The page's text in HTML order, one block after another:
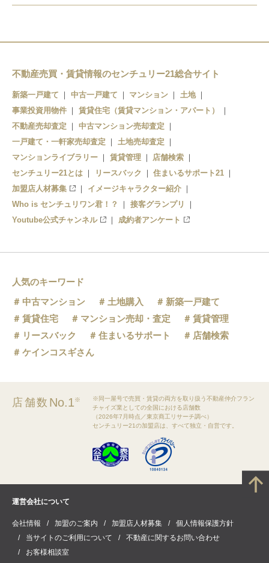
上社駅
本郷駅
藤が丘駅
不動産売買・賃貸情報のセンチュリー21総合サイト
新築一戸建て 中古一戸建て マンション
土地
事業投資用物件
賃貸住宅（賃貸マンション・アパート）
不動産売却査定
中古マンション売却査定
一戸建て・一軒家売却査定
土地売却査定
マンションライブラリー
賃貸管理
店舗検索
センチュリー21とは
リースバック
住まいるサポート21
加盟店人材募集
イメージキャラクター紹介
Who is センチュリワン君！？
接客グランプリ
Youtube公式チャンネル
成約者アンケート
人気のキーワード
中古マンション
土地購入
新築一戸建て
賃貸住宅
マンション売却・査定
賃貸管理
リースバック
住まいるサポート
店舗検索
ケインコスギさん
店舗数 No.1※
※同一屋号で売買・賃貸の両方を取り扱う不動産仲介フラン
チャイズ業としての全国における店舗数
（2026年7月時点／東京商工リサーチ調べ）
センチュリー21の加盟店は、すべて独立・自営です。
運営会社について
会社情報 加盟のご案内 加盟店人材募集
個人情報保護方針
当サイトのご利用について
不動産に関するお問い合わせ
お客様相談室